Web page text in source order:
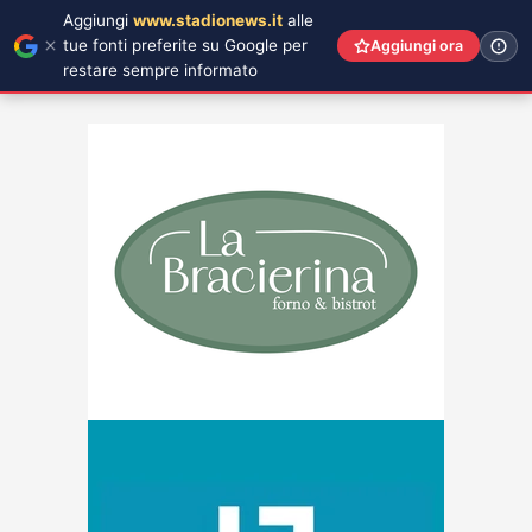
Aggiungi www.stadionews.it alle
tue fonti preferite su Google per
restare sempre informato
Aggiungi ora